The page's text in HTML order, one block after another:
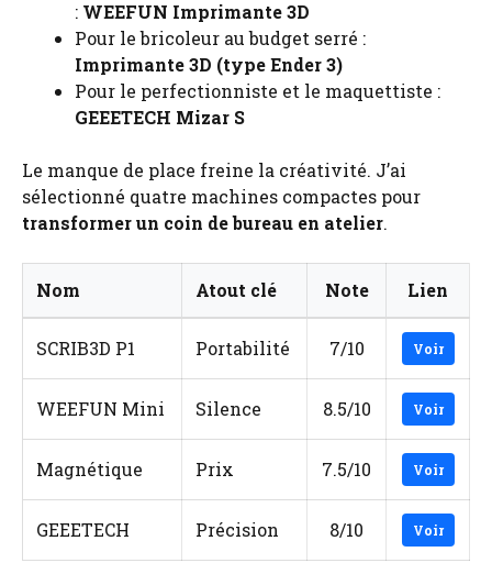
: WEEFUN Imprimante 3D
Pour le bricoleur au budget serré :
Imprimante 3D (type Ender 3)
Pour le perfectionniste et le maquettiste :
GEEETECH Mizar S
Le manque de place freine la créativité. J’ai
sélectionné quatre machines compactes pour
transformer un coin de bureau en atelier.
Nom Atout clé Note Lien
SCRIB3D P1 Portabilité 7/10 Voir
WEEFUN Mini Silence 8.5/10 Voir
Magnétique Prix 7.5/10 Voir
GEEETECH Précision 8/10 Voir